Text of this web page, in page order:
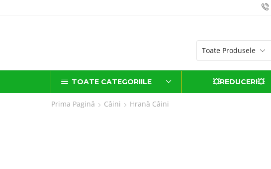
TOATE CATEGORIILE 💥REDUCERI💥
Prima Pagină Câini Hrană Câini